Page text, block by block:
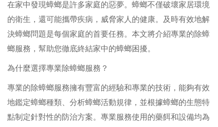
在家中發現蟑螂是許多家庭的惡夢。蟑螂不僅破壞家居環境
的衛生，還可能攜帶疾病，威脅家人的健康。及時有效地解
決蟑螂問題是每個家庭的首要任務。本文將介紹專業的除蟑
螂服務，幫助您徹底終結家中的蟑螂困擾。
為什麼選擇專業除蟑螂服務？
專業的除蟑螂服務擁有豐富的經驗和專業的技術，能夠有效
地鑑定蟑螂種類、分析蟑螂活動規律，並根據蟑螂的生態特
點制定針對性的防治方案。專業服務使用的藥餌和設備均為